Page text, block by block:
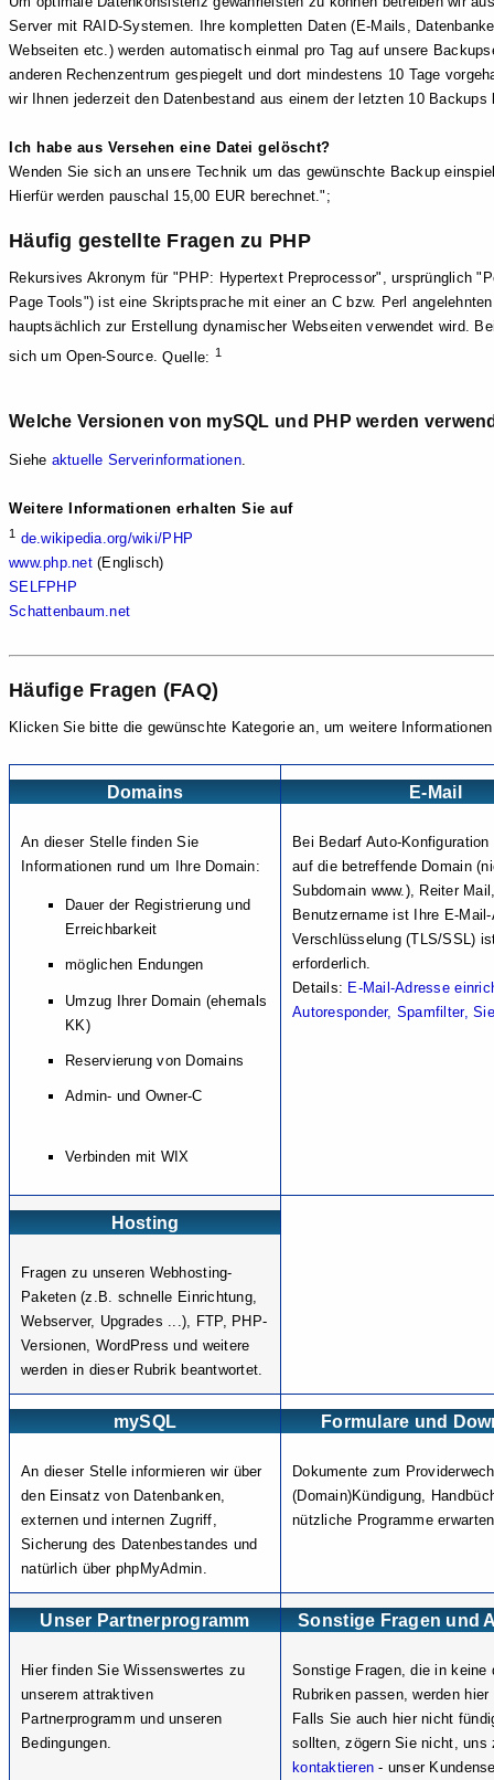
Server mit RAID-Systemen. Ihre kompletten Daten (E-Mails,
Webseiten etc.) werden automatisch einmal pro Tag auf unsere
anderen Rechenzentrum gespiegelt und dort mindestens 10 Tage
wir Ihnen jederzeit den Datenbestand aus einem der letzten 10 Backups
Ich habe aus Versehen eine Datei gelöscht?
Wenden Sie sich an unsere Technik um das gewünschte Backup
Hierfür werden pauschal 15,00 EUR berechnet.";
Häufig gestellte Fragen zu PHP
Rekursives Akronym für "PHP: Hypertext Preprocessor", ursprünglich
Page Tools") ist eine Skriptsprache mit einer an C bzw. Perl
hauptsächlich zur Erstellung dynamischer Webseiten verwendet wird.
sich um Open-Source.Quelle: 1
Welche Versionen von mySQL und PHP werden
Siehe aktuelle Serverinformationen.
Weitere Informationen erhalten Sie auf
1 de.wikipedia.org/wiki/PHP
www.php.net(Englisch)
SELFPHP
Schattenbaum.net
Häufige Fragen (FAQ)
Klicken Sie bitte die gewünschte Kategorie an, um weitere
Domains
An dieser Stelle finden Sie
Informationen rund um Ihre Domain:
Dauer der Registrierung und
Erreichbarkeit
möglichen Endungen
Umzug Ihrer Domain (ehemals
KK)
Reservierung von Domains
Admin- und Owner-C
Verbinden mit WIX
E-Mail
Bei Bedarf Auto-
auf die betreffende Domain
Subdomain www.), Reiter
Benutzername ist Ihre E-
Verschlüsselung (TLS/SSL)
erforderlich.
Details: E-Mail-Adresse
Autoresponder, Spamfilter,
Hosting
Fragen zu unseren Webhosting-
Paketen (z.B. schnelle Einrichtung,
Webserver, Upgrades ...), FTP, PHP-
Versionen, WordPress und weitere
werden in dieser Rubrik beantwortet.
mySQL
An dieser Stelle informieren wir über
den Einsatz von Datenbanken,
externen und internen Zugriff,
Sicherung des Datenbestandes und
natürlich über phpMyAdmin.
Formulare und
Dokumente zum
(Domain)Kündigung,
nützliche Programme
Unser Partnerprogramm
Hier finden Sie Wissenswertes zu
unserem attraktiven
Partnerprogramm und unseren
Bedingungen.
Sonstige Fragen und
Sonstige Fragen, die in keine
Rubriken passen, werden
Falls Sie auch hier nicht
sollten, zögern Sie nicht, uns
kontaktieren - unser